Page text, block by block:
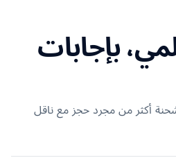
بإجابات
أكثر من مجرد حجز مع ناقل